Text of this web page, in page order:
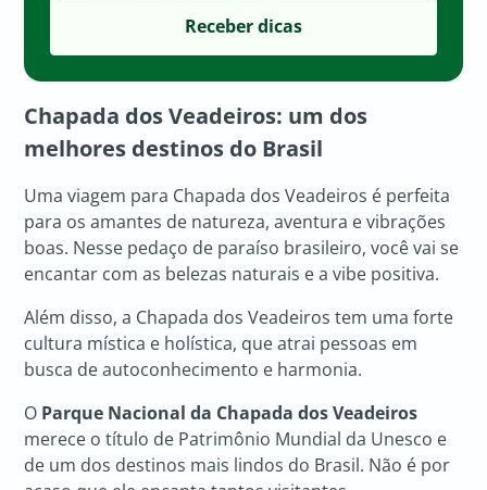
Chapada dos Veadeiros: um dos
melhores destinos do Brasil
Uma viagem para Chapada dos Veadeiros é perfeita
para os amantes de natureza, aventura e vibrações
boas. Nesse pedaço de paraíso brasileiro, você vai se
encantar com as belezas naturais e a vibe positiva.
Além disso, a Chapada dos Veadeiros tem uma forte
cultura mística e holística, que atrai pessoas em
busca de autoconhecimento e harmonia.
O Parque Nacional da Chapada dos Veadeiros
merece o título de Patrimônio Mundial da Unesco e
de um dos destinos mais lindos do Brasil. Não é por